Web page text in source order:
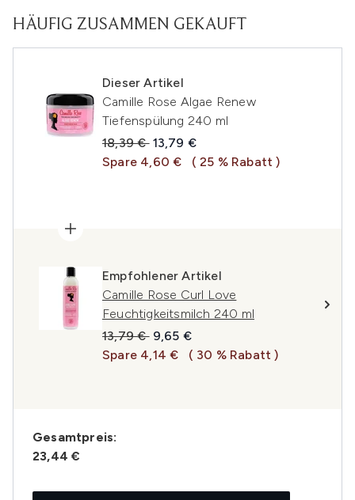
HÄUFIG ZUSAMMEN GEKAUFT
Dieser Artikel
Camille Rose Algae Renew
Tiefenspülung 240 ml
Unverbindliche Preisempfehlung:
18,39 € Aktueller Preis:
13,79 €
Spare 4,60 €
( 25 % Rabatt )
Empfohlener Artikel
Camille Rose Curl Love
Feuchtigkeitsmilch 240 ml
Unverbindliche Preisempfehlung:
13,79 € Aktueller Preis:
9,65 €
Spare 4,14 €
( 30 % Rabatt )
Gesamtpreis:
23,44 €